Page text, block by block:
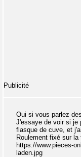
Publicité
Oui si vous parlez
J'essaye de voir si je
flasque de cuve, et
Roulement fixé sur la
https://www.pieces-
laden.jpg